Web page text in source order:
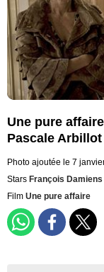
Une pure
Pascale Arbillot
Photo ajoutée le 7
Stars François Damiens
Film Une pure affaire